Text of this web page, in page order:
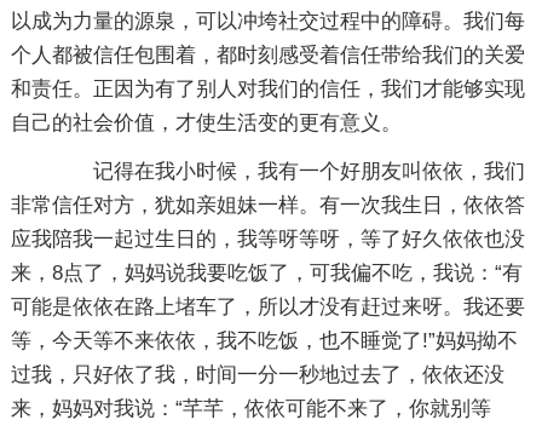
以成为力量的源泉，可以冲垮社交过程中的障碍。我们每
个人都被信任包围着，都时刻感受着信任带给我们的关爱
和责任。正因为有了别人对我们的信任，我们才能够实现
自己的社会价值，才使生活变的更有意义。
记得在我小时候，我有一个好朋友叫依依，我们
非常信任对方，犹如亲姐妹一样。有一次我生日，依依答
应我陪我一起过生日的，我等呀等呀，等了好久依依也没
来，8点了，妈妈说我要吃饭了，可我偏不吃，我说：“有
可能是依依在路上堵车了，所以才没有赶过来呀。我还要
等，今天等不来依依，我不吃饭，也不睡觉了!”妈妈拗不
过我，只好依了我，时间一分一秒地过去了，依依还没
来，妈妈对我说：“芊芊，依依可能不来了，你就别等